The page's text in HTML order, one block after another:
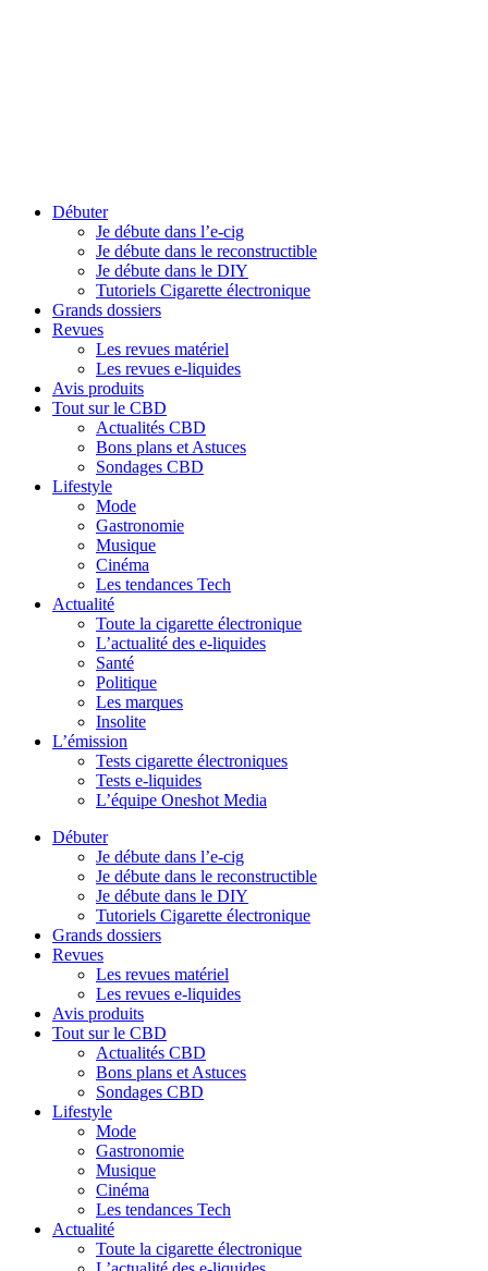
Débuter
Je débute dans l’e-cig
Je débute dans le reconstructible
Je débute dans le DIY
Tutoriels Cigarette électronique
Grands dossiers
Revues
Les revues matériel
Les revues e-liquides
Avis produits
Tout sur le CBD
Actualités CBD
Bons plans et Astuces
Sondages CBD
Lifestyle
Mode
Gastronomie
Musique
Cinéma
Les tendances Tech
Actualité
Toute la cigarette électronique
L’actualité des e-liquides
Santé
Politique
Les marques
Insolite
L’émission
Tests cigarette électroniques
Tests e-liquides
L’équipe Oneshot Media
Débuter
Je débute dans l’e-cig
Je débute dans le reconstructible
Je débute dans le DIY
Tutoriels Cigarette électronique
Grands dossiers
Revues
Les revues matériel
Les revues e-liquides
Avis produits
Tout sur le CBD
Actualités CBD
Bons plans et Astuces
Sondages CBD
Lifestyle
Mode
Gastronomie
Musique
Cinéma
Les tendances Tech
Actualité
Toute la cigarette électronique